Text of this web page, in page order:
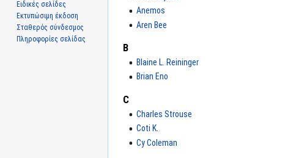
Anemos
Aren Bee
B
Blaine L. Reininger
Brian Eno
C
Charles Strouse
Coti K.
Cy Coleman
Ειδικές σελίδες
Εκτυπώσιμη έκδοση
Σταθερός σύνδεσμος
Πληροφορίες σελίδας